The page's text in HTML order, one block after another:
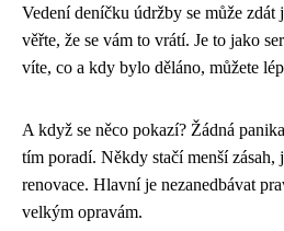
Vedení deníčku údržby se může
věřte, že se vám to vrátí. Je to jako
víte, co a kdy bylo děláno, můžete
A když se něco pokazí? Žádná
tím poradí. Někdy stačí menší zásah,
renovace. Hlavní je nezanedbávat
velkým opravám.